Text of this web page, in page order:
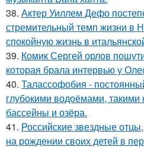
38. Актер Уиллем Дефо
стремительный темп жизни в
спокойную жизнь в
39. Комик Сергей орлов
которая брала интервью у
40. Талассофобия -
глубокими водоёмами, такими
бассейны и озёра.
41. Российские звездные
на рождении своих детей в